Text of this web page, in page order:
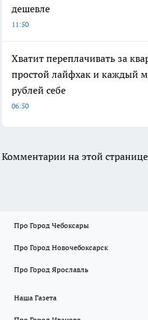
дешевле
11:50
Хватит переплачивать за
простой лайфхак и каждый
рублей себе
06:50
Комментарии на этой
Про Город Чебоксары
Про Город Новочебоксарск
Про Город Ярославль
Наша Газета